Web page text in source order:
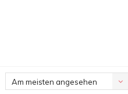
Am meisten angesehen